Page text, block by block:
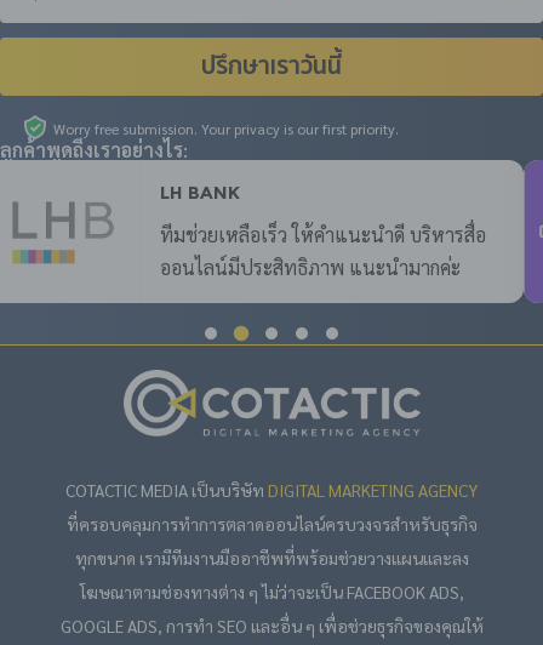
ลูกค้าพูดถึงเราอย่างไร:
LH Bank
ทีมช่วยเหลือเร็ว ให้คำแนะนำดี บริหารสื่อ
ออนไลน์มีประสิทธิภาพ แนะนำมากค่ะ
ปรึกษาเราวันนี้
Worry free submission. Your privacy is our first priority.
COTACTIC MEDIA เป็นบริษัท DIGITAL MARKETING AGENCY
ที่ครอบคลุมการทำการตลาดออนไลน์ครบวงจรสำหรับธุรกิจ
ทุกขนาด เรามีทีมงานมืออาชีพที่พร้อมช่วยวางแผนและลง
โฆษณาตามช่องทางต่าง ๆ ไม่ว่าจะเป็น FACEBOOK ADS,
GOOGLE ADS, การทำ SEO และอื่น ๆ เพื่อช่วยธุรกิจของคุณให้